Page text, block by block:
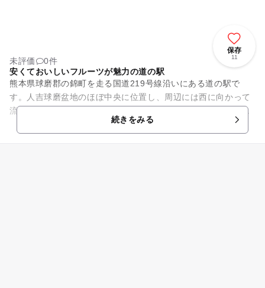
保存
11
未評価
0件
安くておいしいフルーツが魅力の道の駅
熊本県球磨郡の錦町を走る国道219号線沿いにある道の駅で
す。人吉球磨盆地のほぼ中央に位置し、周辺には西に向かって
流れる球磨川が潤す田園地帯に豊かな実りが彩りを添えるフル
ーツの里が広がり、錦町で晩...続きをみる